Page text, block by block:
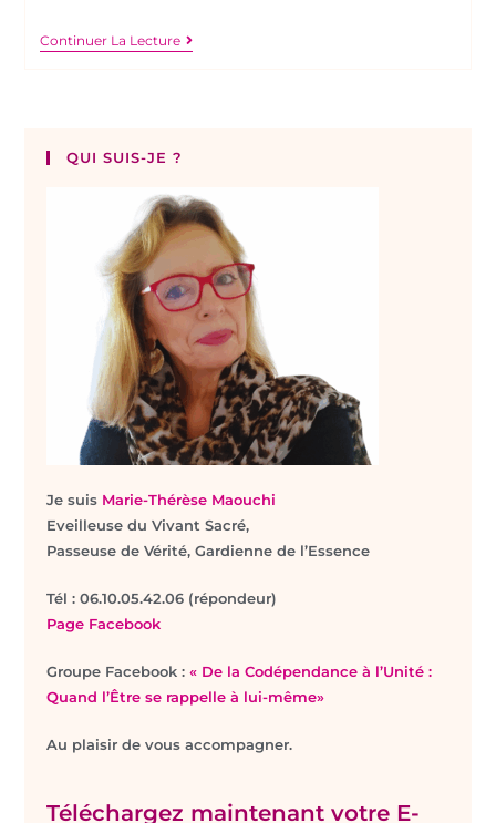
Continuer La Lecture
QUI SUIS-JE ?
Je suis Marie-Thérèse Maouchi
Eveilleuse du Vivant Sacré,
Passeuse de Vérité, Gardienne de l’Essence
Tél : 06.10.05.42.06 (répondeur)
Page Facebook
Groupe Facebook :« De la Codépendance à l’Unité :
Quand l’Être se rappelle à lui-même»
Au plaisir de vous accompagner.
Téléchargez maintenant votre E-